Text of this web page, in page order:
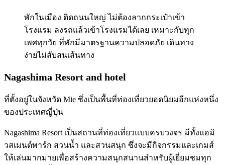
พักในเมือง ติดถนนใหญ่ ไม่ต้องลากกระเป๋าเข้า
โรงแรม ลงรถแล้วเข้าโรงแรมได้เลย เหมาะกับทุก
เพศทุกวัย ที่พักมีมาตรฐานความปลอดภัย เดินทาง
ง่ายไม่สับสนเส้นทาง
Nagashima Resort and hotel
ที่ตั้งอยู่ในจังหวัด Mie ซึ่งเป็นพื้นที่ท่องเที่ยวยอดนิยมอีกแห่งหนึ่ง
ของประเทศญี่ปุ่น
Nagashima Resort เป็นสถานที่ท่องเที่ยวแบบครบวงจร มีทั้งแอมิ
วสเมนต์พาร์ก สวนน้ำ และสวนสนุก ซึ่งจะมีกิจกรรมและเกมส์
ให้เล่นมากมายเพื่อสร้างความสนุกสนานสำหรับผู้เยี่ยมชมทุก